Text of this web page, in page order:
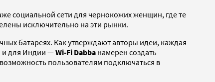
социальной сети для чернокожих женщин, где те
исключительно на эти рынки.
батареях. Как утверждают авторы идеи, каждая
и для Индии —Wi-Fi Dabba намерен создать
пользователям подключаться в